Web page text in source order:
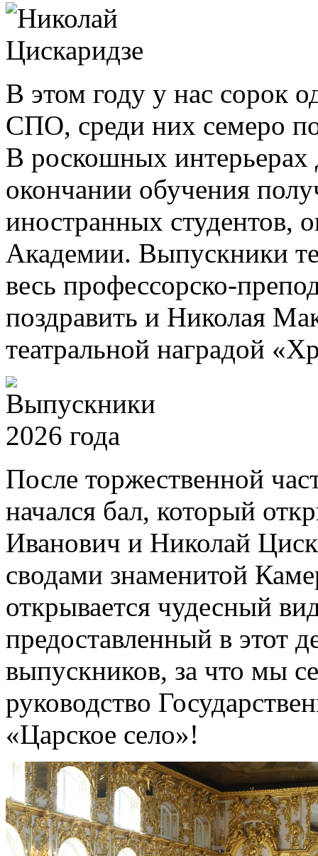
В этом году у нас сорок
СПО, среди них семеро
В роскошных интерьерах
окончании обучения
иностранных студентов,
Академии. Выпускники
весь профессорско-
поздравить и Николая
театральной наградой
После торжественной
начался бал, который
Иванович и Николай
сводами знаменитой
открывается чудесный
предоставленный в этот
выпускников, за что мы
руководство
«Царское село»!